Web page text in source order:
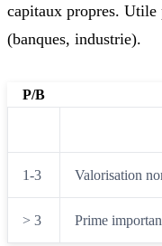
capitaux propres. Utile
(banques, industrie).
P/B
1-3 Valorisation
> 3 Prime